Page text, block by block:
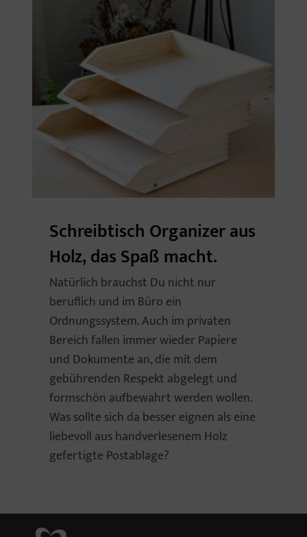
Schreibtisch Organizer aus
Holz, das Spaß macht.
Natürlich brauchst Du nicht nur
beruflich und im Büro ein
Ordnungssystem. Auch im privaten
Bereich fallen immer wieder Papiere
und Dokumente an, die mit dem
gebührenden Respekt abgelegt und
formschön aufbewahrt werden wollen.
Was sollte sich da besser eignen als eine
liebevoll aus handverlesenem Holz
gefertigte Postablage?